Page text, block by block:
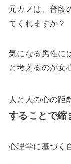
元カノは、普段
てくれますか？
気になる男性に
と考えるのが女
人と人の心の距
することで縮
心理学に基づく